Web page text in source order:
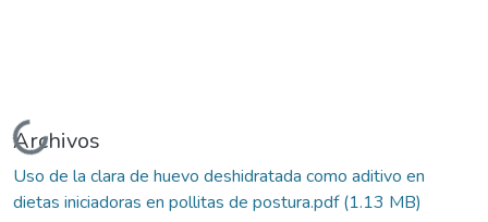
Cargando...
Archivos
Uso de la clara de huevo deshidratada como aditivo en
dietas iniciadoras en pollitas de postura.pdf(1.13 MB)